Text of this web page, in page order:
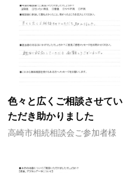
色々と広くご相談させてい
ただき助かりました
高崎市相続相談会ご参加者様